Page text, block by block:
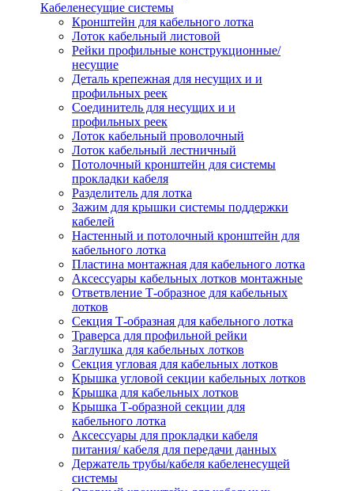
Кабеленесущие системы
Кронштейн для кабельного лотка
Лоток кабельный листовой
Рейки профильные конструкционные/
несущие
Деталь крепежная для несущих и и
профильных реек
Соединитель для несущих и и
профильных реек
Лоток кабельный проволочный
Лоток кабельный лестничный
Потолочный кронштейн для системы
прокладки кабеля
Разделитель для лотка
Зажим для крышки системы поддержки
кабелей
Настенный и потолочный кронштейн для
кабельного лотка
Пластина монтажная для кабельного лотка
Аксессуары кабельных лотков монтажные
Ответвление Т-образное для кабельных
лотков
Секция Т-образная для кабельного лотка
Траверса для профильной рейки
Заглушка для кабельных лотков
Секция угловая для кабельных лотков
Крышка угловой секции кабельных лотков
Крышка для кабельных лотков
Крышка Т-образной секции для
кабельного лотка
Аксессуары для прокладки кабеля
питания/ кабеля для передачи данных
Держатель трубы/кабеля кабеленесущей
системы